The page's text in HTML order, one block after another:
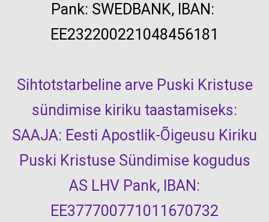
Pank: SWEDBANK, IBAN:
EE232200221048456181
Sihtotstarbeline arve Puski Kristuse
sündimise kiriku taastamiseks:
SAAJA: Eesti Apostlik-Õigeusu Kiriku
Puski Kristuse Sündimise kogudus
AS LHV Pank, IBAN:
EE377700771011670732